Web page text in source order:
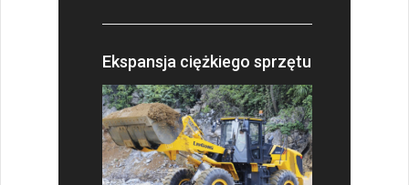
Ekspansja ciężkiego sprzętu